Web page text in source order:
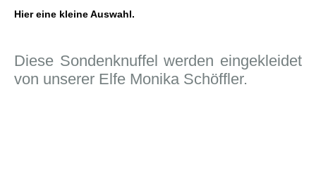
Hier eine kleine Auswahl.
Diese Sondenknuffel werden eingekleidet
von unserer Elfe Monika Schöffler.